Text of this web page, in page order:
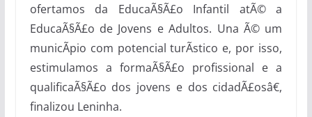
ofertamos da EducaÃ§Ã£o Infantil atÃ© a
EducaÃ§Ã£o de Jovens e Adultos. Una Ã© um
municÃ­pio com potencial turÃ­stico e, por isso,
estimulamos a formaÃ§Ã£o profissional e a
qualificaÃ§Ã£o dos jovens e dos cidadÃ£osâ€,
finalizou Leninha.